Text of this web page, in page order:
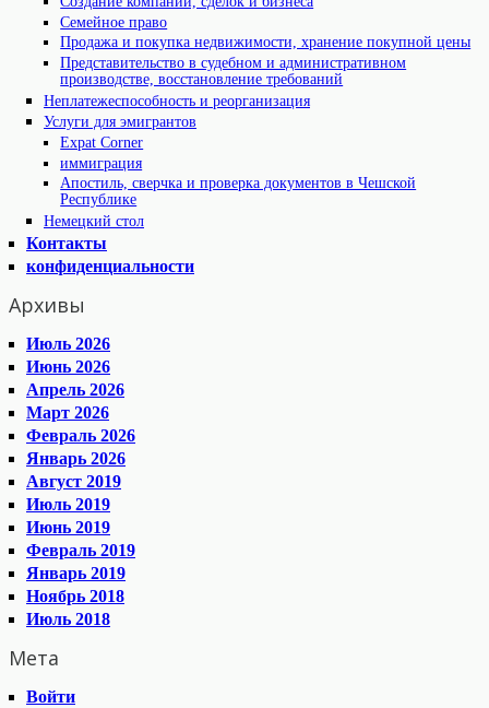
Семейное право
Продажа и покупка недвижимости, хранение покупной цены
Представительство в судебном и административном
производстве, восстановление требований
Неплатежеспособность и реорганизация
Услуги для эмигрантов
Expat Corner
иммиграция
Апостиль, сверчка и проверка документов в Чешской
Республике
Немецкий стол
Контакты
конфиденциальности
Архивы
Июль 2026
Июнь 2026
Апрель 2026
Март 2026
Февраль 2026
Январь 2026
Август 2019
Июль 2019
Июнь 2019
Февраль 2019
Январь 2019
Ноябрь 2018
Июль 2018
Мета
Войти